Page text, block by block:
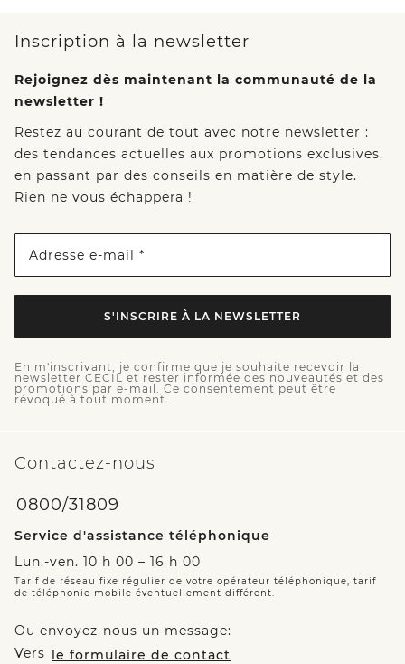
Inscription à la newsletter
Rejoignez dès maintenant la communauté de la
newsletter !
Restez au courant de tout avec notre newsletter :
des tendances actuelles aux promotions exclusives,
en passant par des conseils en matière de style.
Rien ne vous échappera !
Adresse e-mail *
S'INSCRIRE À LA NEWSLETTER
En m'inscrivant, je confirme que je souhaite recevoir la
newsletter CECIL et rester informée des nouveautés et des
promotions par e-mail. Ce consentement peut être
révoqué à tout moment.
Contactez-nous
0800/31809
Service d'assistance téléphonique
Lun.-ven. 10 h 00 – 16 h 00
Tarif de réseau fixe régulier de votre opérateur téléphonique, tarif
de téléphonie mobile éventuellement différent.
Ou envoyez-nous un message:
Vers le formulaire de contact